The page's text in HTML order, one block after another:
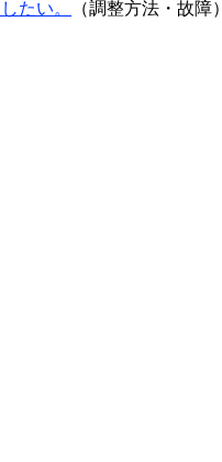
たい。 （調整方法・故障）